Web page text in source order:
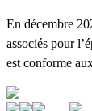
En décembre
associés pour
est conforme